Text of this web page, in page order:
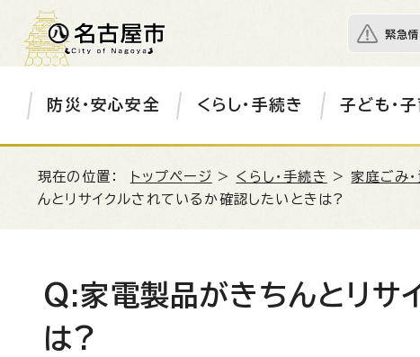
緊急
防災・安心安全 くらし・手続き 子ども・
現在の位置： トップページ > くらし・手続き > 家庭ごみ
んとリサイクルされているか確認したいときは?
Q:家電製品がきちんとリサ
は?